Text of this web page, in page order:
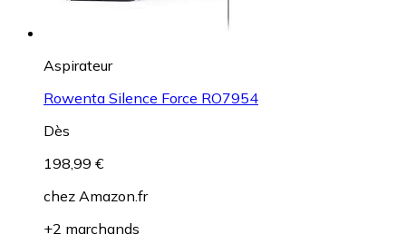
Aspirateur
Rowenta Silence Force RO7954
Dès
198,99 €
chez Amazon.fr
+2 marchands